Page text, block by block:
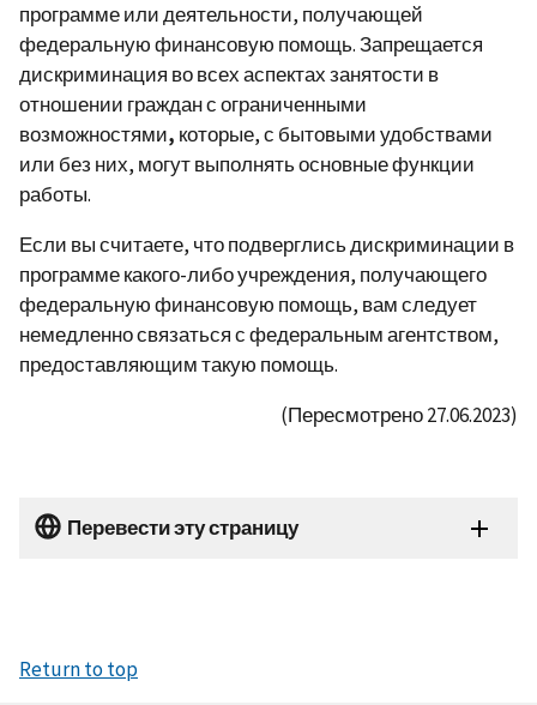
программе или деятельности, получающей
федеральную финансовую помощь. Запрещается
дискриминация во всех аспектах занятости в
отношении граждан с ограниченными
возможностями, которые, с бытовыми удобствами
или без них, могут выполнять основные функции
работы.
Если вы считаете, что подверглись дискриминации в
программе какого-либо учреждения, получающего
федеральную финансовую помощь, вам следует
немедленно связаться с федеральным агентством,
предоставляющим такую ​​помощь.
(Пересмотрено 27.06.2023)
Перевести эту страницу
Return to top